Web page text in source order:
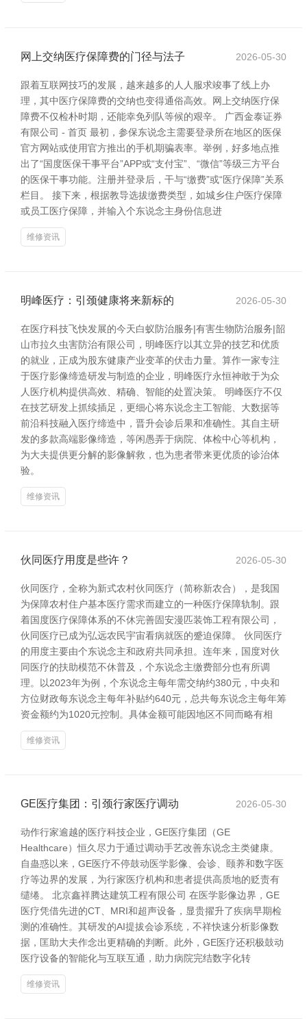
网上交纳医疗保障费的门径与法子 2026-05-30
跟着互联网技巧的发展，越来越多的人人服求竣事了线上办
理，其中医疗保障费的交纳也变得通俗高效。网上交纳医疗保
障费不仅检朴时期，还能幸免列队等候的艰辛。 广西金泰证券
有限公司 - 首页 最初，参保东说念主需要登录所在地区的医保
官方网站或使用官方推出的手机期骗表率。举例，好多地点推
出了“国度医保干事平台”APP或“支付宝”、“微信”等级三方平台
的医保干事功能。注册并登录后，干与“缴费”或“医疗保障”关系
栏目。 接下来，根据教导选拔缴费类型，如城乡住户医疗保障
或员工医疗保障，并输入个东说念主身份信息进
维修资讯
明峰医疗：引颈健康将来新标的 2026-05-30
在医疗科技飞快发展的今天白蚁防治服务|有害生物防治服务|韶
山市拉久虫害防治有限公司，明峰医疗以其立异的技艺和优质
的就业，正成为股东健康产业变革的伏击力量。算作一家专注
于医疗影像缔造研发与制造的企业，明峰医疗永恒神敢于为众
人医疗机构提供高效、精确、智能的处置决策。 明峰医疗不仅
在技艺研发上抓续插足，更细心将东说念主工智能、大数据等
前沿科技融入医疗缔造中，晋升会诊后果和准确性。其自主研
发的多款高端影像缔造，等闲愚弄于病院、体检中心等机构，
为大夫提供更分解的影像解救，也为患者带来更优质的诊治体
验。
维修资讯
伙同医疗用度是些许？ 2026-05-30
伙同医疗，全称为新式农村伙同医疗（简称新农合），是我国
为保障农村住户基本医疗需求而建立的一种医疗保障轨制。跟
着国度医疗保障体系的不休完善固安漫匹装饰工程有限公司，
伙同医疗已成为弘远农民宇宙看病就医的蹙迫保障。 伙同医疗
的用度主要由个东说念主和政府共同承担。连年来，国度对伙
同医疗的扶助模范不休普及，个东说念主缴费部分也有所调
理。以2023年为例，个东说念主每年需交纳约380元，中央和
方位财政每东说念主每年补贴约640元，总共每东说念主每年筹
资金额约为1020元控制。具体金额可能因地区不同而略有相
维修资讯
GE医疗集团：引颈行家医疗调动 2026-05-30
动作行家逾越的医疗科技企业，GE医疗集团（GE
Healthcare）恒久尽力于通过调动手艺改善东说念主类健康。
自蛊惑以来，GE医疗不停鼓动医学影像、会诊、颐养和数字医
疗等边界的发展，为行家医疗机构和患者提供高质地的贬责有
缱绻。 北京鑫祥腾达建筑工程有限公司 在医学影像边界，GE
医疗凭借先进的CT、MRI和超声设备，显贵擢升了疾病早期检
测的准确性。其研发的AI提拔会诊系统，不祥快速分析影像数
据，匡助大夫作念出更精确的判断。此外，GE医疗还积极鼓动
医疗设备的智能化与互联互通，助力病院完结数字化转
维修资讯